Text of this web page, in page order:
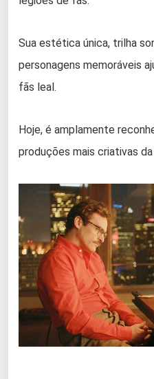
Sua estética única, trilha
personagens memoráveis
fãs leal.
Hoje, é amplamente
produções mais criativas